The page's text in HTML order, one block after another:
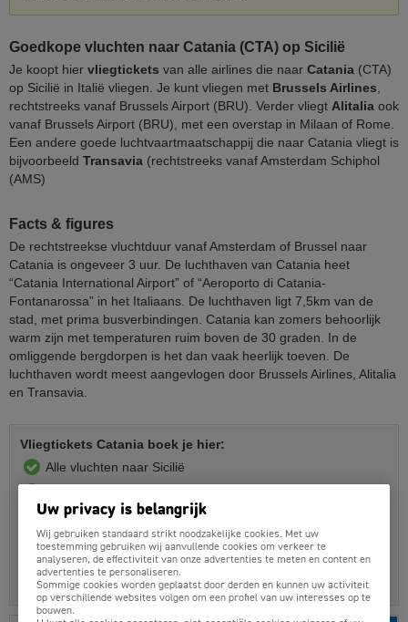
Goedkope vluchten naar Catania (CTA) op Sicilië
Je koopt hier vliegtickets van alle airlines die naar Catania (CTA)
op Sicilië in Italië vliegen. Je kunt vliegen met Brussels Airlines
rechtstreeks vanaf Brussels Airport (BRU). Verder vliegt Alitalia ook
vanaf Brussels Airport (BRU), met een overstap in Milaan of Rome.
Een andere goede luchtvaartmaatschappij die naar Catania vliegt is
bijvoorbeeld Transavia (rechtstreeks vanaf Amsterdam Schiphol
(AMS)
Facts & figures
De rechtstreekse vluchtduur vanaf Amsterdam of Brussel naar
Catania is ongeveer 3 uur. De luchthaven van Catania heet
“Catania International Airport” of “Aeroporto di Catania-
Fontanarossa” in het Italiaans. De luchthaven ligt 7,5km van de
stad, met prima busverbindingen. Catania kan zomers behoorlijk
warm zijn met temperaturen ruim boven de 30 graden. In de
omliggende bergdorpen is het dan vaak heerlijk toeven. De
luchthaven wordt meest aangevlogen door Brussels Airlines, Alitalia
en Transavia.
Vliegtickets Catania boek je hier:
Alle vluchten naar Sicilië
Professionele Belgische servicedesk
500+ Lijnvluchten en prijsvechters
Duidelijke prijzen, veilig online boeken
Binnen 5 minuten ontvang je je bevestiging.
Uw privacy is belangrijk
Wij gebruiken standaard strikt noodzakelijke cookies. Met uw
toestemming gebruiken wij aanvullende cookies om verkeer te
analyseren, de effectiviteit van onze advertenties te meten en content en
advertenties te personaliseren.
Sommige cookies worden geplaatst door derden en kunnen uw activiteit
op verschillende websites volgen om een profiel van uw interesses op te
bouwen.